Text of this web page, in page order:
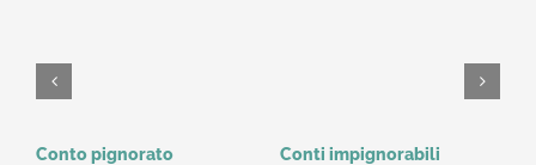
Conto pignorato Conti impignorabili